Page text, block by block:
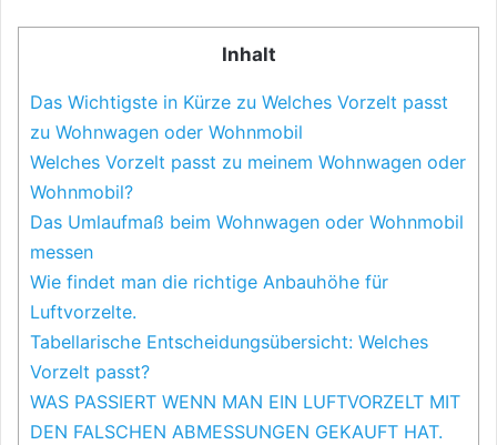
Inhalt
Das Wichtigste in Kürze zu Welches Vorzelt passt
zu Wohnwagen oder Wohnmobil
Welches Vorzelt passt zu meinem Wohnwagen oder
Wohnmobil?
Das Umlaufmaß beim Wohnwagen oder Wohnmobil
messen
Wie findet man die richtige Anbauhöhe für
Luftvorzelte.
Tabellarische Entscheidungsübersicht: Welches
Vorzelt passt?
WAS PASSIERT WENN MAN EIN LUFTVORZELT MIT
DEN FALSCHEN ABMESSUNGEN GEKAUFT HAT.